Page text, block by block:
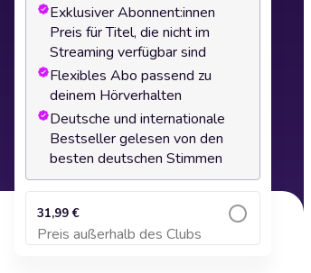
Exklusiver Abonnent:innen
Preis für Titel, die nicht im
Streaming verfügbar sind
Flexibles Abo passend zu
deinem Hörverhalten
Deutsche und internationale
Bestseller gelesen von den
besten deutschen Stimmen
31,99 €
Preis außerhalb des Clubs
Zum Warenkorb hinzufügen